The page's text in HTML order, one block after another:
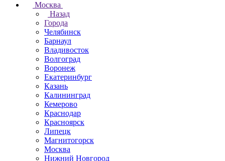
Москва
Назад
Города
Челябинск
Барнаул
Владивосток
Волгоград
Воронеж
Екатеринбург
Казань
Калининград
Кемерово
Краснодар
Красноярск
Липецк
Магнитогорск
Москва
Нижний Новгород